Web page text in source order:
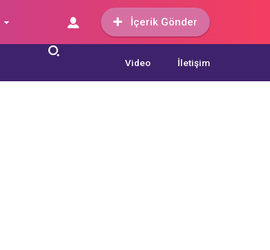
İçerik Gönder
Video İletişim